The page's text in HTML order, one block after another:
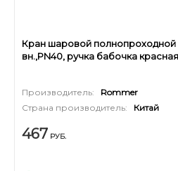
Кран шаровой полнопроходной
вн.,PN40, ручка бабочка
Производитель:
Rommer
Страна производитель:
Китай
467 РУБ.